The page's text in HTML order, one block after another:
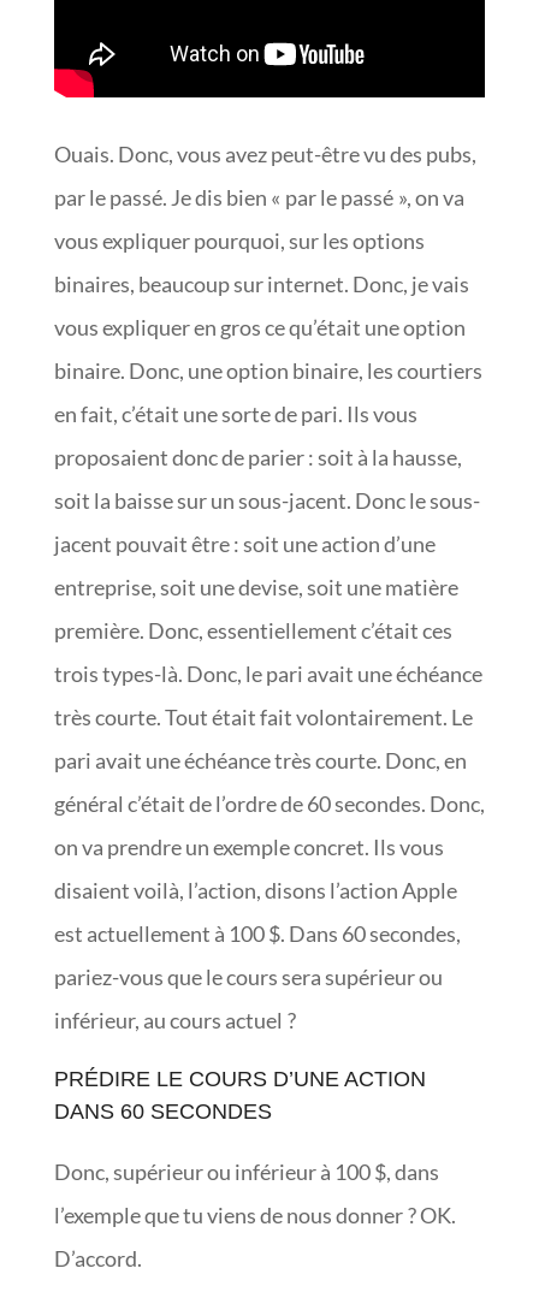
Ouais. Donc, vous avez peut-être vu des pubs,
par le passé. Je dis bien « par le passé », on va
vous expliquer pourquoi, sur les options
binaires, beaucoup sur internet. Donc, je vais
vous expliquer en gros ce qu’était une option
binaire. Donc, une option binaire, les courtiers
en fait, c’était une sorte de pari. Ils vous
proposaient donc de parier : soit à la hausse,
soit la baisse sur un sous-jacent. Donc le sous-
jacent pouvait être : soit une action d’une
entreprise, soit une devise, soit une matière
première. Donc, essentiellement c’était ces
trois types-là. Donc, le pari avait une échéance
très courte. Tout était fait volontairement. Le
pari avait une échéance très courte. Donc, en
général c’était de l’ordre de 60 secondes. Donc,
on va prendre un exemple concret. Ils vous
disaient voilà, l’action, disons l’action Apple
est actuellement à 100 $. Dans 60 secondes,
pariez-vous que le cours sera supérieur ou
inférieur, au cours actuel ?
PRÉDIRE LE COURS D’UNE ACTION
DANS 60 SECONDES
Donc, supérieur ou inférieur à 100 $, dans
l’exemple que tu viens de nous donner ? OK.
D’accord.